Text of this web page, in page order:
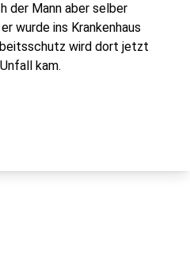
der Mann aber selber
wurde ins Krankenhaus
wird dort jetzt
kam.